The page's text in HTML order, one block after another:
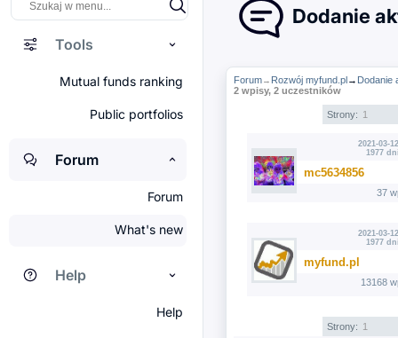
Tools
Mutual funds ranking
Public portfolios
Forum
Forum
What's new
Help
Help
Dodanie
Forum→ Rozwój myfund.pl→ Dodanie
2 wpisy, 2 uczestników
Strony: 1
2021-03-
1977
mc5634856
37
2021-03-
1977
myfund.pl
13168
Strony: 1